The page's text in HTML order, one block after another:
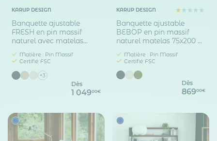
KARUP DESIGN
Banquette ajustable
FRESH en pin massif
naturel avec matelas
Matière : Pin Massif
Certifié FSC
+3
Dès
1 04900€
KARUP DESIGN
Banquette ajustable
BEBOP en pin massif
naturel matelas 75x200 +
Matière : Pin Massif
Certifié FSC
Dès
86900€